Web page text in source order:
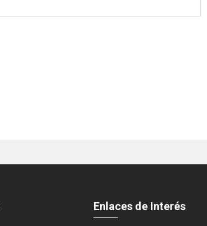
Enlaces de Interés